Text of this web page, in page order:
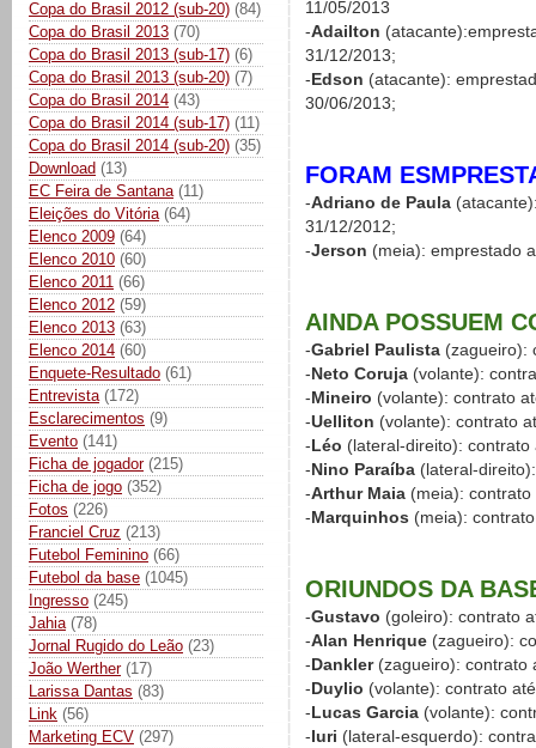
Copa do Brasil 2012 (sub-20) (84)
Copa do Brasil 2013 (70)
Copa do Brasil 2013 (sub-17) (6)
Copa do Brasil 2013 (sub-20) (7)
Copa do Brasil 2014 (43)
Copa do Brasil 2014 (sub-17) (11)
Copa do Brasil 2014 (sub-20) (35)
Download (13)
EC Feira de Santana (11)
Eleições do Vitória (64)
Elenco 2009 (64)
Elenco 2010 (60)
Elenco 2011 (66)
Elenco 2012 (59)
Elenco 2013 (63)
Elenco 2014 (60)
Enquete-Resultado (61)
Entrevista (172)
Esclarecimentos (9)
Evento (141)
Ficha de jogador (215)
Ficha de jogo (352)
Fotos (226)
Franciel Cruz (213)
Futebol Feminino (66)
Futebol da base (1045)
Ingresso (245)
Jahia (78)
Jornal Rugido do Leão (23)
João Werther (17)
Larissa Dantas (83)
Link (56)
Marketing ECV (297)
11/05/2013
-Adailton
31/12/2013;
-Edson (atacante):
30/06/2013;
FORAM
-Adriano de Paula
31/12/2012;
-Jerson (meia): emprestado
AINDA POSSUEM
-Gabriel Paulista (zagueiro):
-Neto Coruja (volante):
-Mineiro (volante): contrato
-Uelliton (volante): contrato
-Léo (lateral-direito): contrato
-Nino Paraíba (lateral-
-Arthur Maia (meia):
-Marquinhos (meia):
ORIUNDOS DA
-Gustavo (goleiro): contrato
-Alan Henrique (zagueiro):
-Dankler(zagueiro): contrato
-Duylio (volante): contrato
-Lucas Garcia (volante):
-Iuri (lateral-esquerdo):